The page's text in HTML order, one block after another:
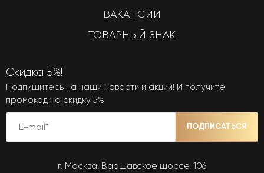
ВАКАНСИИ
ТОВАРНЫЙ ЗНАК
Скидка 5%!
Подпишитесь на наши новости и акции! И получите
промокод на скидку 5%
ПОДПИСАТЬСЯ
г. Москва, Варшавское шоссе, 106